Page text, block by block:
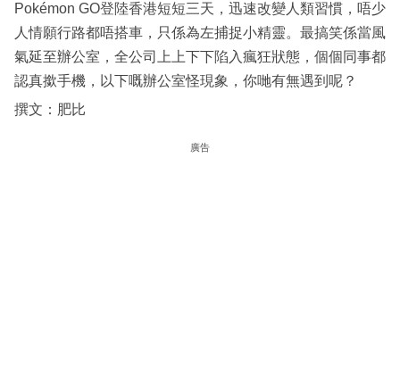
區
Pokémon GO登陸香港短短三天，迅速改變人類習慣，唔少
人情願行路都唔搭車，只係為左捕捉小精靈。最搞笑係當風
氣延至辦公室，全公司上上下下陷入瘋狂狀態，個個同事都
認真撳手機，以下嘅辦公室怪現象，你哋有無遇到呢？
撰文：肥比
廣告